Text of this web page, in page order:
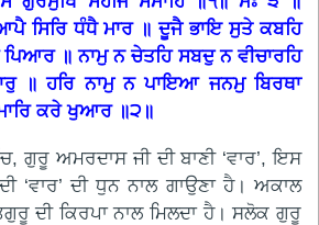
ਸਿਰਿ ਧੰਧੈ ਮਾਰ ॥ ਦੂਜੈ ਭਾਇ ਸੁਤੇ ਕਬਹਿ
॥ ਨਾਮੁ ਨ ਚੇਤਹਿ ਸਬਦੁ ਨ ਵੀਚਾਰਹਿ
॥ ਹਰਿ ਨਾਮੁ ਨ ਪਾਇਆ ਜਨਮੁ ਬਿਰਥਾ
ਕਰੇ ਖੁਆਰ ॥੨॥
ਗੁਰੂ ਅਮਰਦਾਸ ਜੀ ਦੀ ਬਾਣੀ ‘ਵਾਰ’, ਇਸ
‘ਵਾਰ’ ਦੀ ਧੁਨ ਨਾਲ ਗਾਉਣਾ ਹੈ। ਅਕਾਲ
ਦੀ ਕਿਰਪਾ ਨਾਲ ਮਿਲਦਾ ਹੈ। ਸਲੋਕ ਗੁਰੂ